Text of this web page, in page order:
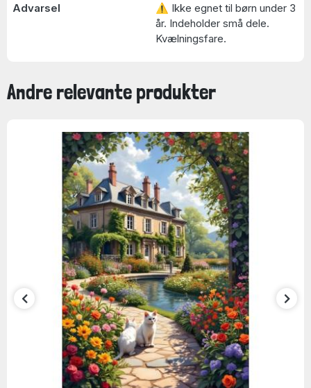
Advarsel
⚠ Ikke egnet til børn under 3
år. Indeholder små dele.
Kvælningsfare.
Andre relevante produkter